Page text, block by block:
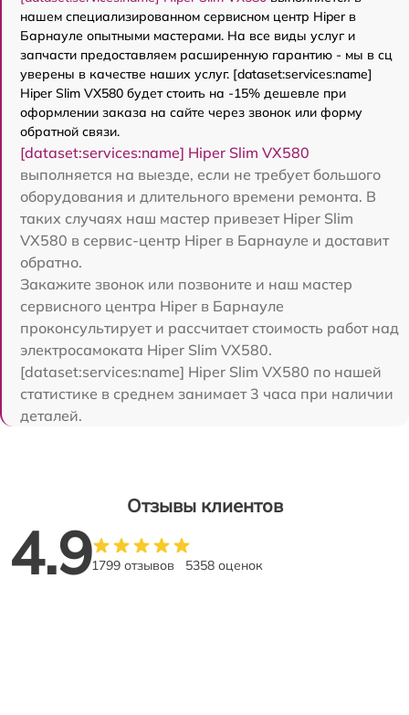
нашем специализированном сервисном центр Hiper в
Барнауле опытными мастерами. На все виды услуг и
запчасти предоставляем расширенную гарантию - мы в сц
уверены в качестве наших услуг. [dataset:services:name]
Hiper Slim VX580 будет стоить на -15% дешевле при
оформлении заказа на сайте через звонок или форму
обратной связи.
[dataset:services:name] Hiper Slim VX580
выполняется на выезде, если не требует большого
оборудования и длительного времени ремонта. В
таких случаях наш мастер привезет Hiper Slim
VX580 в сервис-центр Hiper в Барнауле и доставит
обратно.
Закажите звонок или позвоните и наш мастер
сервисного центра Hiper в Барнауле
проконсультирует и рассчитает стоимость работ над
электросамоката Hiper Slim VX580.
[dataset:services:name] Hiper Slim VX580 по нашей
статистике в среднем занимает 3 часа при наличии
деталей.
Отзывы клиентов
4.91799 отзывов 5358 оценок